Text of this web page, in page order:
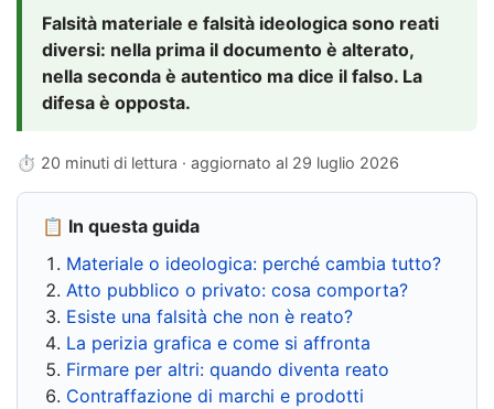
Falsità materiale e falsità ideologica sono reati
diversi: nella prima il documento è alterato,
nella seconda è autentico ma dice il falso. La
difesa è opposta.
⏱ 20 minuti di lettura · aggiornato al 29 luglio 2026
📋 In questa guida
Materiale o ideologica: perché cambia tutto?
Atto pubblico o privato: cosa comporta?
Esiste una falsità che non è reato?
La perizia grafica e come si affronta
Firmare per altri: quando diventa reato
Contraffazione di marchi e prodotti